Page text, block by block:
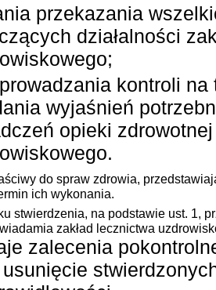
przekazania
działalności
kontroli
wyjaśnień
opieki
do spraw zdrowia,
ich wykonania.
stwierdzenia, na podstawie ust. 1,
zakład lecznictwa
zalecenia